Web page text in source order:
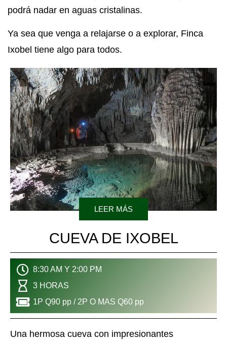
podrá nadar en aguas cristalinas.
Ya sea que venga a relajarse o a explorar, Finca
Ixobel tiene algo para todos.
LEER MÁS
CUEVA DE IXOBEL
8:30 AM Y 2:00 PM
3 HORAS
1P Q90 pp / 2P O MAS Q60 pp
Una hermosa cueva con impresionantes